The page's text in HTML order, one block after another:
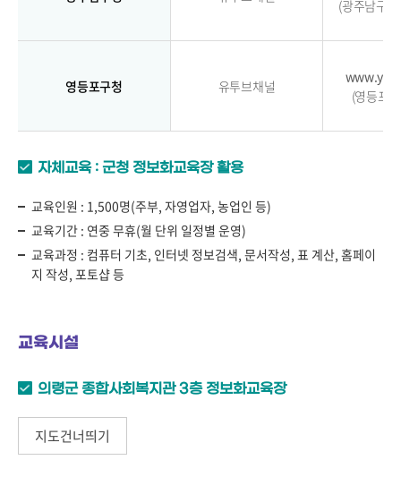
(광주남구
영등포구청 유투브채널
(영등포
자체교육 : 군청 정보화교육장 활용
교육인원 : 1,500명(주부, 자영업자, 농업인 등)
교육기간 : 연중 무휴(월 단위 일정별 운영)
교육과정 : 컴퓨터 기초, 인터넷 정보검색, 문서작성, 표 계산, 홈페이
지 작성, 포토샵 등
교육시설
의령군 종합사회복지관 3층 정보화교육장
지도건너띄기